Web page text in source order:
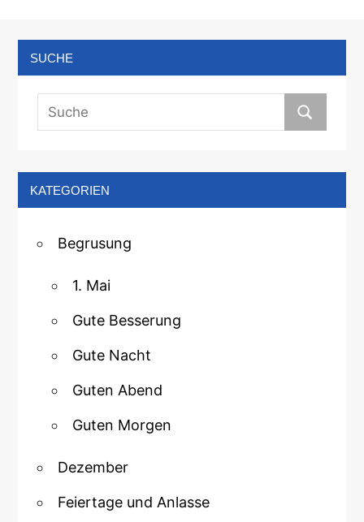
SUCHE
KATEGORIEN
Begrusung
1. Mai
Gute Besserung
Gute Nacht
Guten Abend
Guten Morgen
Dezember
Feiertage und Anlasse